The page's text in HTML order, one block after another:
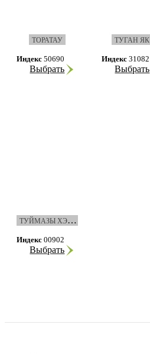
ТОРАТАУ
Индекс 50690
Выбрать
ТУГАН ЯК
Индекс 31082
Выбрать
Т
УЙМАЗЫ ХЭБЭРЛЭРЕ
Индекс 00902
Выбрать